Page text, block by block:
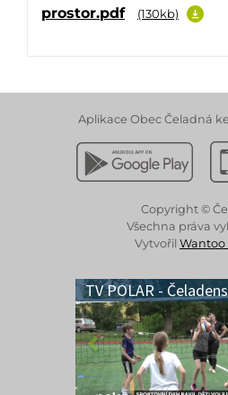
prostor.pdf
(130kb)
Aplikace Obec Čeladná
Stáhnout z
Copyright ©
Všechna práva
Vytvořil Wantoo